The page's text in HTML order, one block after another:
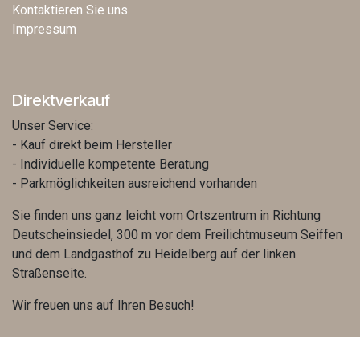
Kontaktieren Sie uns
Impressum
Direktverkauf
Unser Service:
- Kauf direkt beim Hersteller
- Individuelle kompetente Beratung
- Parkmöglichkeiten ausreichend vorhanden
Sie finden uns ganz leicht vom Ortszentrum in Richtung
Deutscheinsiedel, 300 m vor dem Freilichtmuseum Seiffen
und dem Landgasthof zu Heidelberg auf der linken
Straßenseite.
Wir freuen uns auf Ihren Besuch!